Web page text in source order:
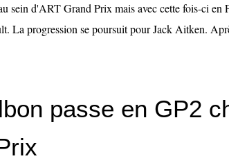
sein d'ART Grand Prix mais avec cette fois-ci en
La progression se poursuit pour Jack Aitken.
passe en GP2